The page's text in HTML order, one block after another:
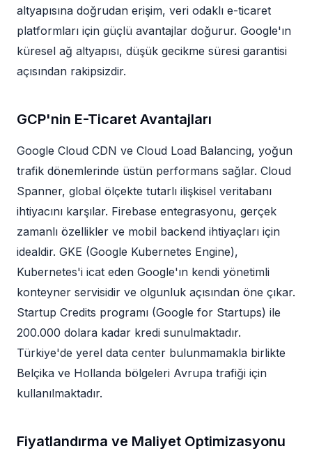
altyapısına doğrudan erişim, veri odaklı e-ticaret
platformları için güçlü avantajlar doğurur. Google'ın
küresel ağ altyapısı, düşük gecikme süresi garantisi
açısından rakipsizdir.
GCP'nin E-Ticaret Avantajları
Google Cloud CDN ve Cloud Load Balancing, yoğun
trafik dönemlerinde üstün performans sağlar. Cloud
Spanner, global ölçekte tutarlı ilişkisel veritabanı
ihtiyacını karşılar. Firebase entegrasyonu, gerçek
zamanlı özellikler ve mobil backend ihtiyaçları için
idealdir. GKE (Google Kubernetes Engine),
Kubernetes'i icat eden Google'ın kendi yönetimli
konteyner servisidir ve olgunluk açısından öne çıkar.
Startup Credits programı (Google for Startups) ile
200.000 dolara kadar kredi sunulmaktadır.
Türkiye'de yerel data center bulunmamakla birlikte
Belçika ve Hollanda bölgeleri Avrupa trafiği için
kullanılmaktadır.
Fiyatlandırma ve Maliyet Optimizasyonu